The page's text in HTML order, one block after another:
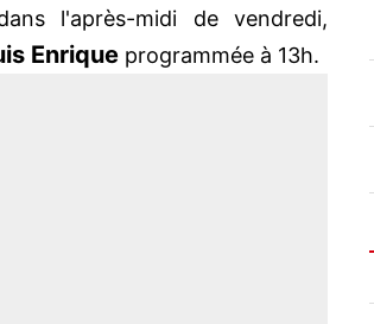
l'après-midi de vendredi,
Enrique programmée à 13h.